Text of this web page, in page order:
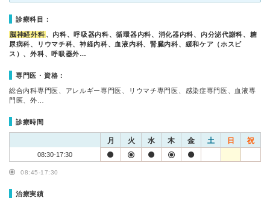
診療科目：
脳神経外科 、内科、呼吸器内科、循環器内科、消化器内科、内分泌代謝科、糖
尿病科、リウマチ科、神経内科、血液内科、腎臓内科、緩和ケア（ホスピ
ス）、外科、呼吸器外…
専門医・資格：
総合内科専門医、アレルギー専門医、リウマチ専門医、感染症専門医、血液専
門医、外…
診療時間
月 火 水 木 金 土 日 祝
08:30-17:30
08:45-17:30
治療実績